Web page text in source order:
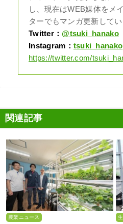
し、現在はWEB媒体をメ
ターでもマンガ更新してい
Twitter：@tsuki_hanako
Instagram： tsuki_hanako
https://twitter.com/
関連記事
農業ニュース